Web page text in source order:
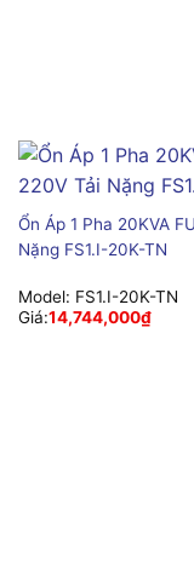
Ổn Áp 1 Pha 20KVA
Nặng FS1.I-20K-TN
Model: FS1.I-20K-TN
Giá:14,744,000₫